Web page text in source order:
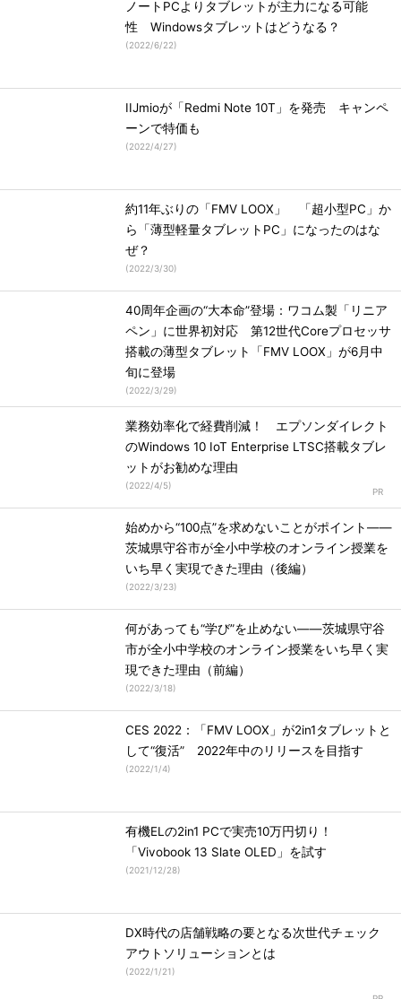
ノートPCよりタブレットが主力になる可能
性 Windowsタブレットはどうなる？
(2022/6/22)
IIJmioが「Redmi Note 10T」を発売 キャンペ
ーンで特価も
(2022/4/27)
約11年ぶりの「FMV LOOX」 「超小型PC」か
ら「薄型軽量タブレットPC」になったのはな
ぜ？
(2022/3/30)
40周年企画の“大本命”登場：ワコム製「リニア
ペン」に世界初対応 第12世代Coreプロセッサ
搭載の薄型タブレット「FMV LOOX」が6月中
旬に登場
(2022/3/29)
業務効率化で経費削減！ エプソンダイレクト
のWindows 10 IoT Enterprise LTSC搭載タブレ
ットがお勧めな理由
(2022/4/5)
始めから“100点”を求めないことがポイント――
茨城県守谷市が全小中学校のオンライン授業を
いち早く実現できた理由（後編）
(2022/3/23)
何があっても“学び”を止めない――茨城県守谷
市が全小中学校のオンライン授業をいち早く実
現できた理由（前編）
(2022/3/18)
CES 2022：「FMV LOOX」が2in1タブレットと
して“復活” 2022年中のリリースを目指す
(2022/1/4)
有機ELの2in1 PCで実売10万円切り！
「Vivobook 13 Slate OLED」を試す
(2021/12/28)
DX時代の店舗戦略の要となる次世代チェック
アウトソリューションとは
(2022/1/21)